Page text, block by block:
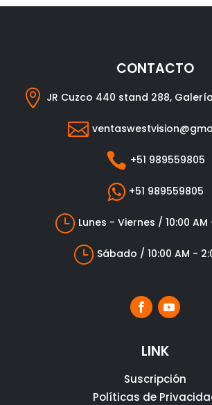
CONTACTO
 JR Cuzco 440 stand 288,

 +51 989559805
 +51 989559805
} Lunes - Viernes / 10:00 AM
} Sábado / 10:00 AM -
LINK
Suscripción
Políticas de